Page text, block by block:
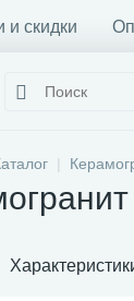
и скидки